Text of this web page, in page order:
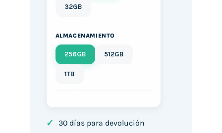
32GB
ALMACENAMIENTO
256GB 512GB
1TB
✓ 30 días para devolución